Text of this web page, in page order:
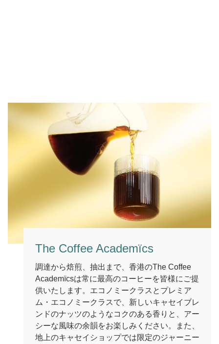
The Coffee Academïcs
調達から焙煎、抽出まで、香港のThe Coffee
Academïcsは常に最高のコーヒーを皆様にご提
供いたします。エコノミークラスとプレミア
ム・エコノミークラスで、新しいキャセイブレ
ンドのナッツのようなコクのある香りと、アー
シーな風味の余韻をお楽しみください。また、
地上のキャセイショップでは限定のジャーニー